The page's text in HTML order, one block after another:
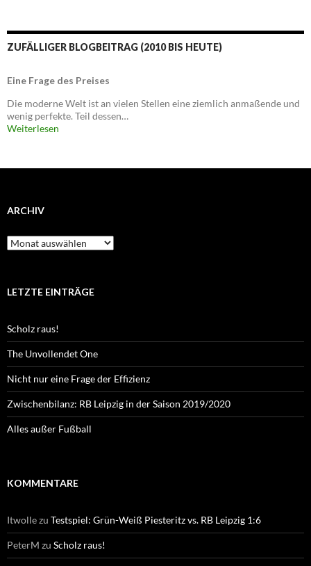
ZUFÄLLIGER BLOGBEITRAG (2010 BIS HEUTE)
Eine Frage des Preises
Die moderne Welt ist an vielen Stellen eine ziemlich anmaßende und
wenig perfekte. Teil dessen…
Weiterlesen
ARCHIV
Archiv
LETZTE EINTRÄGE
Scholz raus!
The Unvollendet One
Nicht nur eine Frage der Effizienz
Zwischenbilanz: RB Leipzig in der Saison 2019/2020
Alles außer Fußball
KOMMENTARE
Itwollezu Testspiel: Grün-Weiß Piesteritz vs. RB Leipzig 1:6
PeterM zu Scholz raus!